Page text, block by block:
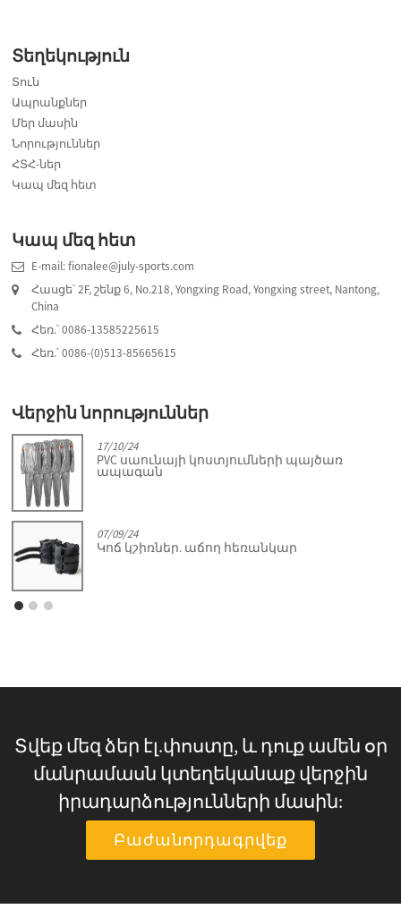
Տեղեկություն
Տուն
Ապրանքներ
Մեր մասին
Նորություններ
ՀՏՀ-ներ
Կապ մեզ հետ
Կապ մեզ հետ
E-mail: fionalee@july-sports.com
Հասցե՝ 2F, շենք 6, No.218, Yongxing Road, Yongxing street, Nantong,
China
Հեռ.՝ 0086-13585225615
Հեռ.՝ 0086-(0)513-85665615
Վերջին նորություններ
17/10/24
PVC սաունայի կոստյումների պայծառ
ապագան
07/09/24
Կոճ կշիռներ. աճող հեռանկար
Տվեք մեզ ձեր էլ.փոստը, և դուք ամեն օր
մանրամասն կտեղեկանաք վերջին
իրադարձությունների մասին:
Բաժանորդագրվեք